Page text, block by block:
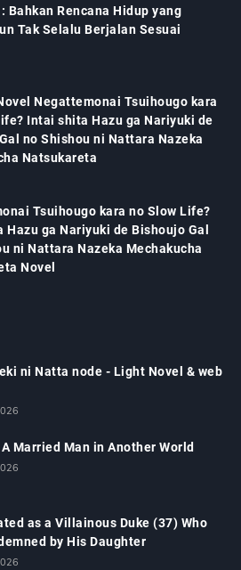
Bahkan Rencana Hidup yang
Tak Selalu Berjalan Sesuai
Negattemonai Tsuihougo kara
Intai shita Hazu ga Nariyuki de
no Shishou ni Nattara Nazeka
Natsukareta
Tsuihougo kara no Slow Life?
Hazu ga Nariyuki de Bishoujo Gal
ni Nattara Nazeka Mechakucha
Novel
ni Natta node - Light Novel & web
Married Man in Another World
as a Villainous Duke (37) Who
by His Daughter